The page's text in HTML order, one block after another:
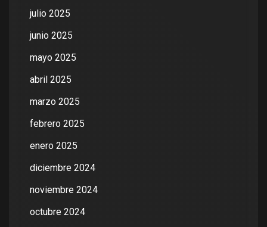
julio 2025
junio 2025
mayo 2025
abril 2025
marzo 2025
febrero 2025
enero 2025
diciembre 2024
noviembre 2024
octubre 2024